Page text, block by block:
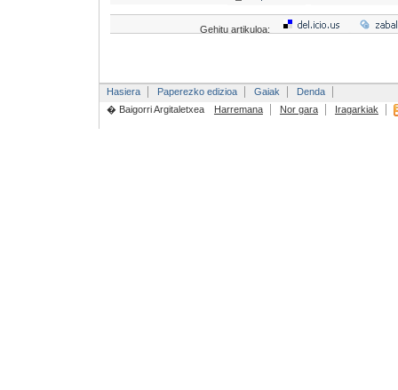
Gehitu artikuloa:
Hasiera Paperezko edizioa Gaiak
Denda
� Baigorri Argitaletxea
Harremana Nor gara Iragarkiak